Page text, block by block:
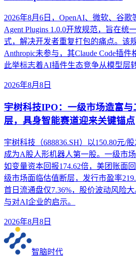
2026年8月6日，OpenAI、微软、谷
Agent Plugins 1.0.0开放规范，旨在统
式，解决开发者重复打包的痛点。该
Anthropic未参与，其Claude Code插件
此举标志着AI插件生态竞争从模型层
2026年8月8日
宇树科技IPO：一级市场造富
层，具身智能赛道迎来关键锚点
宇树科技（688836.SH）以150.80元/
成为A股人形机器人第一股。一级市
如变量资本回报174.62倍，美团账面
级市场面临估值断层，发行市盈率
首日流通盘仅7.36%，股价波动风险
与对AI企业的启示。
2026年8月8日
智脑时代